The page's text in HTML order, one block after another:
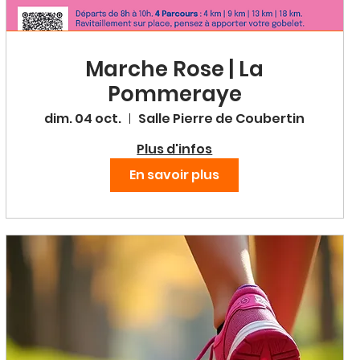
Marche Rose | La
Pommeraye
dim. 04 oct.
Salle Pierre de Coubertin
Plus d'infos
En savoir plus